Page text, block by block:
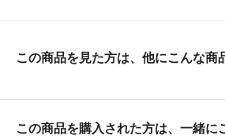
この商品を見た方は、他にこんな商
この商品を購入された方は、一緒に